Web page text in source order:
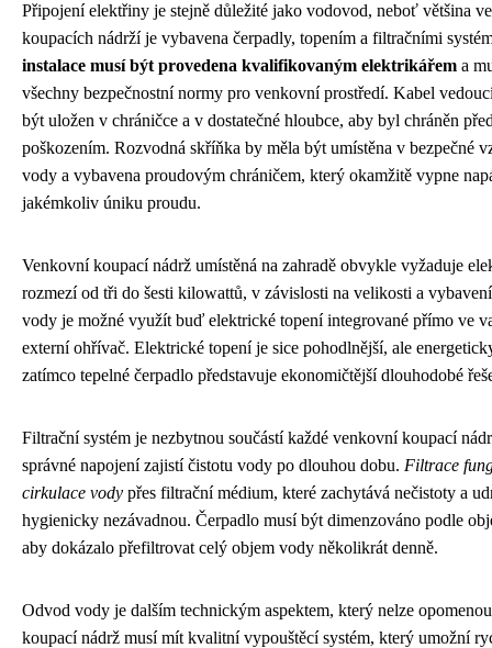
Připojení elektřiny je stejně důležité jako vodovod, neboť většina
koupacích nádrží je vybavena čerpadly, topením a filtračními
instalace musí být provedena kvalifikovaným elektrikářem a
všechny bezpečnostní normy pro venkovní prostředí. Kabel
být uložen v chráničce a v dostatečné hloubce, aby byl chráněn
poškozením. Rozvodná skříňka by měla být umístěna v bezpečné
vody a vybavena proudovým chráničem, který okamžitě vypne
jakémkoliv úniku proudu.
Venkovní koupací nádrž umístěná na zahradě obvykle vyžaduje
rozmezí od tři do šesti kilowattů, v závislosti na velikosti a
vody je možné využít buď elektrické topení integrované přímo ve
externí ohřívač. Elektrické topení je sice pohodlnější, ale
zatímco tepelné čerpadlo představuje ekonomičtější dlouhodobé
Filtrační systém je nezbytnou součástí každé venkovní koupací
správné napojení zajistí čistotu vody po dlouhou dobu. Filtrace
cirkulace vody přes filtrační médium, které zachytává nečistoty a
hygienicky nezávadnou. Čerpadlo musí být dimenzováno podle
aby dokázalo přefiltrovat celý objem vody několikrát denně.
Odvod vody je dalším technickým aspektem, který nelze
koupací nádrž musí mít kvalitní vypouštěcí systém, který umožní